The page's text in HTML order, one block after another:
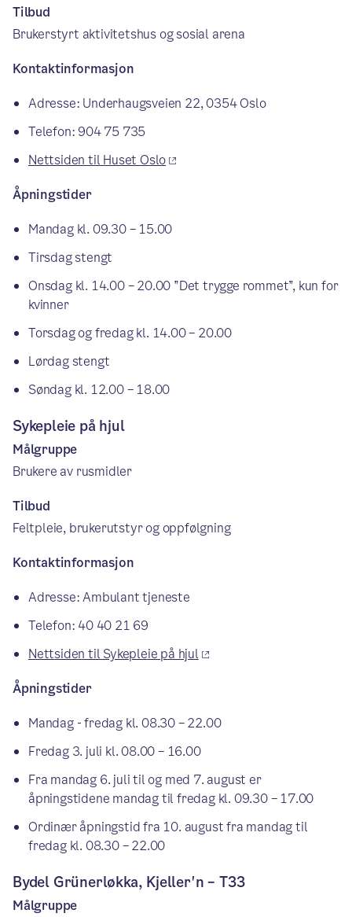
Tilbud
Brukerstyrt aktivitetshus og sosial arena
Kontaktinformasjon
Adresse: Underhaugsveien 22, 0354 Oslo
Telefon: 904 75 735
Nettsiden til Huset Oslo
Åpningstider
Mandag kl. 09.30 – 15.00
Tirsdag stengt
Onsdag kl. 14.00 – 20.00 ”Det trygge rommet”, kun for
kvinner
Torsdag og fredag kl. 14.00 – 20.00
Lørdag stengt
Søndag kl. 12.00 – 18.00
Sykepleie på hjul
Målgruppe
Brukere av rusmidler
Tilbud
Feltpleie, brukerutstyr og oppfølgning
Kontaktinformasjon
Adresse: Ambulant tjeneste
Telefon: 40 40 21 69
Nettsiden til Sykepleie på hjul
Åpningstider
Mandag - fredag kl. 08.30 – 22.00
Fredag 3. juli kl. 08.00 – 16.00
Fra mandag 6. juli til og med 7. august er
åpningstidene mandag til fredag kl. 09.30 – 17.00
Ordinær åpningstid fra 10. august fra mandag til
fredag kl. 08.30 – 22.00
Bydel Grünerløkka, Kjeller'n – T33
Målgruppe